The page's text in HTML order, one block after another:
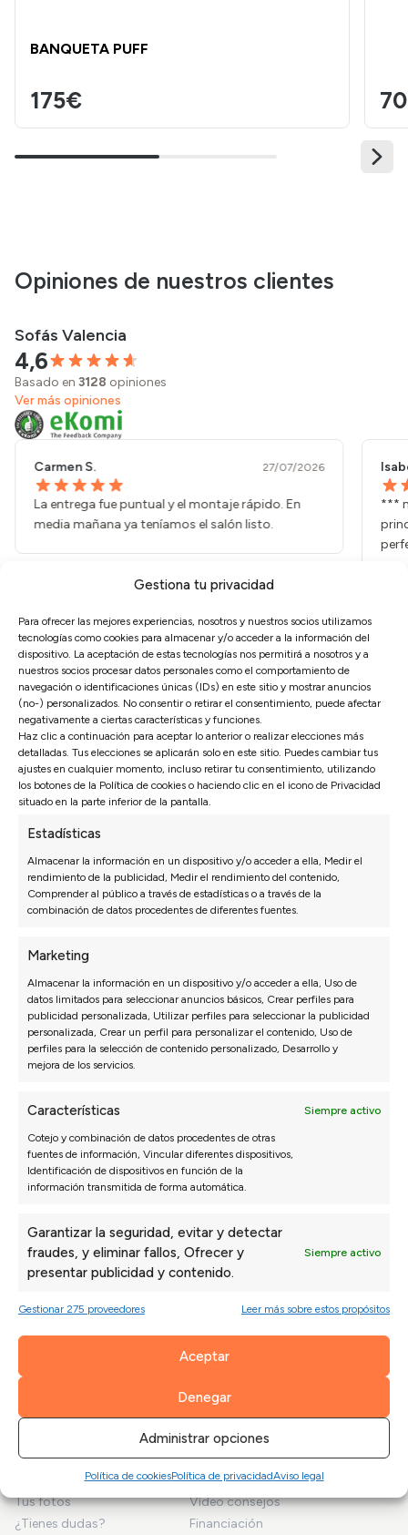
Gestiona tu privacidad
Para ofrecer las mejores experiencias, nosotros y nuestros socios utilizamos
tecnologías como cookies para almacenar y/o acceder a la información del
dispositivo. La aceptación de estas tecnologías nos permitirá a nosotros y a
nuestros socios procesar datos personales como el comportamiento de
navegación o identificaciones únicas (IDs) en este sitio y mostrar anuncios
(no-) personalizados. No consentir o retirar el consentimiento, puede afectar
negativamente a ciertas características y funciones.
Haz clic a continuación para aceptar lo anterior o realizar elecciones más
detalladas. Tus elecciones se aplicarán solo en este sitio. Puedes cambiar tus
ajustes en cualquier momento, incluso retirar tu consentimiento, utilizando
los botones de la Política de cookies o haciendo clic en el icono de Privacidad
situado en la parte inferior de la pantalla.
Estadísticas
Almacenar la información en un dispositivo y/o acceder a ella, Medir el
rendimiento de la publicidad, Medir el rendimiento del contenido,
Comprender al público a través de estadísticas o a través de la
combinación de datos procedentes de diferentes fuentes.
Marketing
Almacenar la información en un dispositivo y/o acceder a ella, Uso de
datos limitados para seleccionar anuncios básicos, Crear perfiles para
publicidad personalizada, Utilizar perfiles para seleccionar la publicidad
personalizada, Crear un perfil para personalizar el contenido, Uso de
perfiles para la selección de contenido personalizado, Desarrollo y
mejora de los servicios.
Características Siempre activo
Cotejo y combinación de datos procedentes de otras
fuentes de información, Vincular diferentes dispositivos,
Identificación de dispositivos en función de la
información transmitida de forma automática.
Garantizar la seguridad, evitar y detectar
fraudes, y eliminar fallos, Ofrecer y
presentar publicidad y contenido.
Siempre activo
Gestionar 275 proveedores Leer más sobre estos propósitos
Aceptar
Denegar
Administrar opciones
Política de cookiesPolítica de privacidadAviso legal
BANQUETA PUFF
175€
Opiniones de nuestros clientes
Sofás Valencia
4,6
Basado en 3128 opiniones
Ver más opiniones
Carmen S. 27/07/2026
La entrega fue puntual y el montaje rápido. En
media mañana ya teníamos el salón listo.
***
SOFÁS
Sofás 3 Plazas a Medida
Sofás Chaise Longue
Sofás Modulares
Sillones
Sofás Cama
Sofás Rinconera
Sofás Relax
Sofás Hostelería
Configurador de sofás
DORMITORIO
Packs ahorro
Colchones
Canapés y Somieres
Mesitas de noche
Configurador dormitorio
Mesas de comedor
Mesas de centro
Mesa auxiliar
Sillas
Puffs
SOFÁS
Telas por metros
Fundas sofá
SOFÁS EN OFERTA
Sofás baratos
Sofás 2/3 plazas baratos
Sofá Chaise Longue barato
Sillón barato
SOFÁS EXPRESS
Sofás Chaise Longue Express
Sillones Express
Sofás Rinconera Express
SOFAVALENCIA.COM
Inicio
Empresa
Sofás a medida
Blog
Tus fotos
Vídeo consejos
¿Tienes dudas?
Financiación